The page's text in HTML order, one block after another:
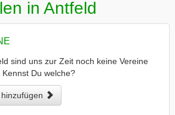
in Antfeld
sind uns zur Zeit noch keine Vereine
Kennst Du welche?